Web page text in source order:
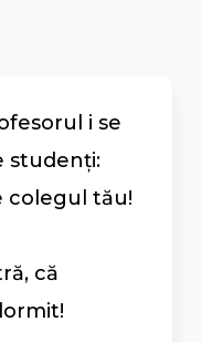
i se
studenți:
colegul tău!
că